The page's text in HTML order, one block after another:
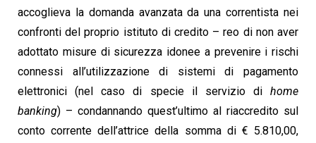
accoglieva la domanda avanzata da una correntista nei
confronti del proprio istituto di credito – reo di non aver
adottato misure di sicurezza idonee a prevenire i rischi
connessi all’utilizzazione di sistemi di pagamento
elettronici (nel caso di specie il servizio di home
banking) – condannando quest’ultimo al riaccredito sul
conto corrente dell’attrice della somma di € 5.810,00,